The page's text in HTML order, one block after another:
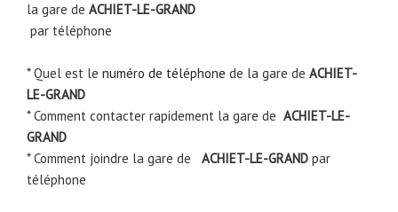
la gare de ACHIET-LE-GRAND
par téléphone
* Quel est le numéro de téléphone de la gare de ACHIET-
LE-GRAND
* Comment contacter rapidement la gare de ACHIET-LE-
GRAND
* Comment joindre la gare de
ACHIET-LE-GRAND par
téléphone